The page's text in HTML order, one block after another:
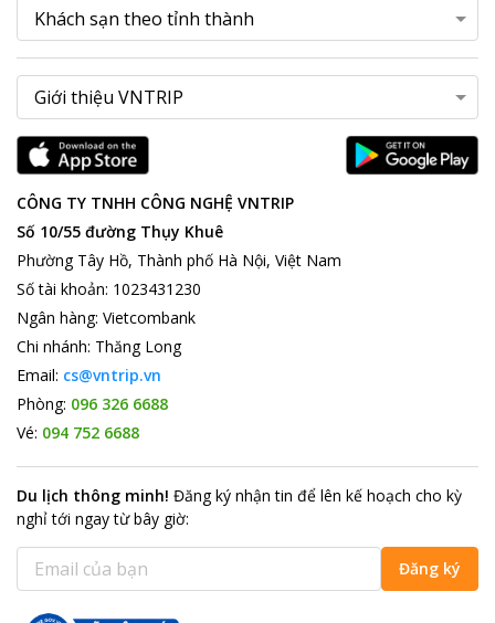
CÔNG TY TNHH CÔNG NGHỆ VNTRIP
Số 10/55 đường Thụy Khuê
Phường Tây Hồ, Thành phố Hà Nội, Việt Nam
Số tài khoản: 1023431230
Ngân hàng: Vietcombank
Chi nhánh: Thăng Long
Email: cs@vntrip.vn
Phòng: 096 326 6688
Vé: 094 752 6688
Du lịch thông minh! Đăng ký nhận tin để lên kế hoạch cho kỳ
nghỉ tới ngay từ bây giờ:
Đăng ký